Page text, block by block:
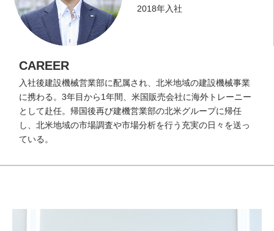
RECRUIT
採用情報
2018年入社
CAREER
入社後建設機械営業部に配属され、北米地域の建設機械事業
に携わる。3年目から1年間、米国販売会社に海外トレーニー
として赴任。帰国後再び建機営業部の北米グループに帰任
し、北米地域の市場調査や市場分析を行う充実の日々を送っ
ている。